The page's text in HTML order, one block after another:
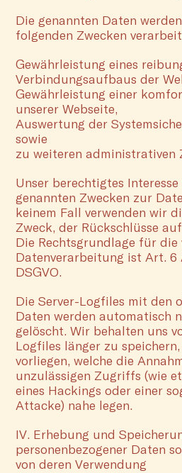
Die genannten Daten
folgenden Zwecken
Gewährleistung eines
Verbindungsaufbaus der
Gewährleistung einer
unserer Webseite,
Auswertung der
sowie
zu weiteren administrativen
Unser berechtigtes
genannten Zwecken zur
keinem Fall verwenden wir
Zweck, der Rückschlüsse
Die Rechtsgrundlage für die
Datenverarbeitung ist Art. 6
DSGVO.
Die Server-Logfiles mit den
Daten werden automatisch
gelöscht. Wir behalten uns
Logfiles länger zu
vorliegen, welche die
unzulässigen Zugriffs (wie
eines Hackings oder einer
Attacke) nahe legen.
IV. Erhebung und
personenbezogener Daten
von deren Verwendung